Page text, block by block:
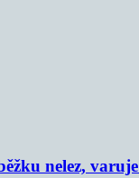
nelez,